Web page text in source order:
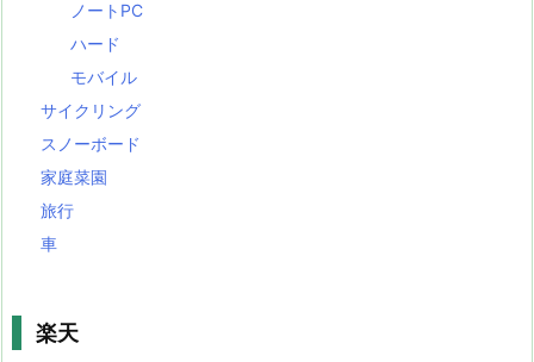
ノートPC
ハード
モバイル
サイクリング
スノーボード
家庭菜園
旅行
車
楽天